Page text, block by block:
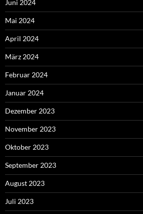
Juni 2024
Mai 2024
April 2024
März 2024
Februar 2024
Januar 2024
Dezember 2023
November 2023
Oktober 2023
September 2023
August 2023
Juli 2023